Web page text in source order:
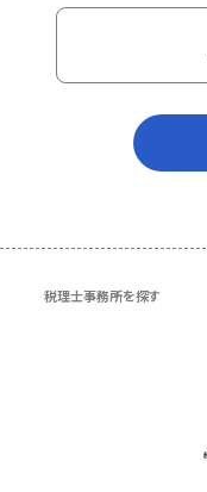
税理士事務所を探す